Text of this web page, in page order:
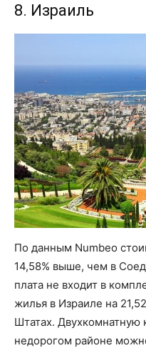
8. Израиль
По данным Numbeo
14,58% выше, чем в
плата не входит в
жилья в Израиле на
Штатах. Двухкомнатную
недорогом районе